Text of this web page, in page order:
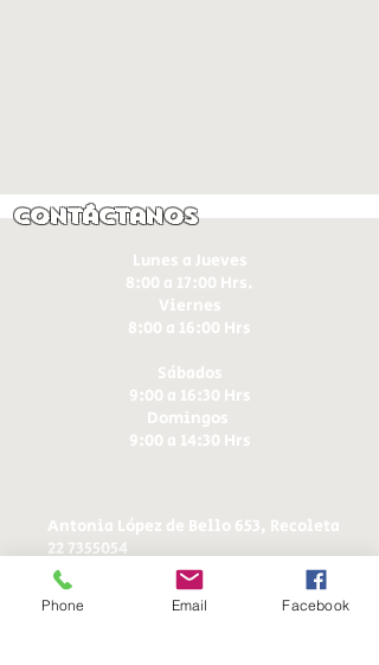
Contáctanos
Lunes a Jueves
8:00 a 17:00 Hrs.
Viernes
8:00 a 16:00 Hrs​
Sábados
9:00 a 16:30 Hrs
Domingos
9:00 a 14:30 Hrs
Antonia López de Bello 653, Recoleta
22 7355054
22 7375725
+56 9 75224598
ducereposteria@gmail.com
Phone Email Facebook